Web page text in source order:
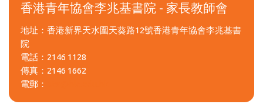
香港青年協會李兆基書院 - 家長教師會
地址：香港新界天水圍天葵路12號香港青年協會李兆基書
院
電話：2146 1128
傳真：2146 1662
電郵：